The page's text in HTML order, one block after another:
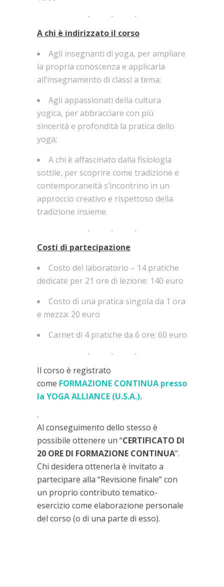
A chi è indirizzato il corso
Agli insegnanti di yoga, per ampliare
la propria conoscenza e applicarla
all’insegnamento di classi a tema;
Agli appassionati della cultura
yogica, per abbracciare con più
sincerità e profondità la pratica dello
yoga;
A chi è affascinato dalla fisiologia
sottile, per scoprire come tradizione e
contemporaneità s’incontrino in un
approccio creativo e rispettoso della
tradizione insieme.
Costi di partecipazione
Costo del laboratorio – 14 pratiche
dedicate per 21 ore di lezione: 140 euro
Costo di una pratica singola da 1 ora
e mezza: 20 euro
Carnet di 4 pratiche da 6 ore: 60 euro
Il corso è registrato
come FORMAZIONE CONTINUA presso
la YOGA ALLIANCE (U.S.A.).
.
Al conseguimento dello stesso è
possibile ottenere un “CERTIFICATO DI
20 ORE DI FORMAZIONE CONTINUA”.
Chi desidera ottenerla è invitato a
partecipare alla “Revisione finale” con
un proprio contributo tematico-
esercizio come elaborazione personale
del corso (o di una parte di esso).